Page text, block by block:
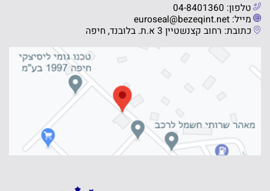
טלפון: 04-8401360
מייל: euroseal@bezeqint.net
כתובת: רחוב קצנשטיין 3 א.ת. בלובנד, חיפה